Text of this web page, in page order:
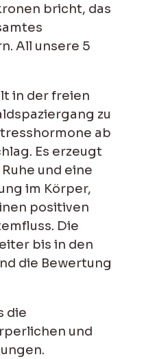
bricht, das
All unsere 5
in der freien
zu
ab
Es erzeugt
und eine
im Körper,
positiven
Die
bis in den
die Bewertung
die
und